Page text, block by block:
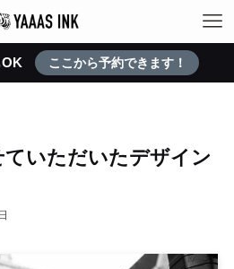
ここから予約できます！
ていただいたデザイン